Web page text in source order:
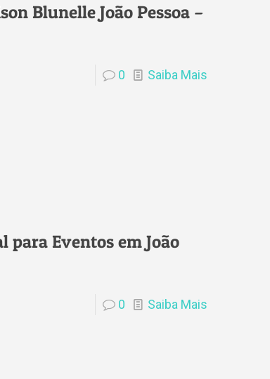
Blunelle João Pessoa –
0 Saiba Mais
para Eventos em João
0 Saiba Mais